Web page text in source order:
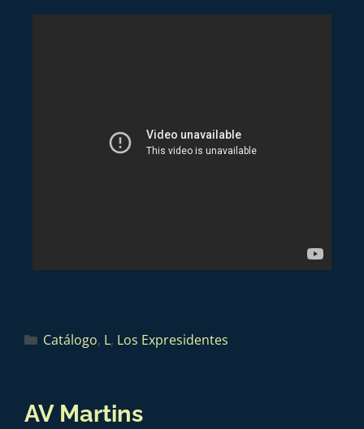
Catálogo, L, Los Expresidentes
AV Martins